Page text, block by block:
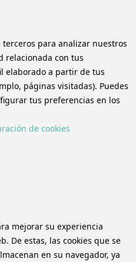
para analizar nuestros
relacionada con tus
elaborado a partir de tus
páginas visitadas). Puedes
tus preferencias en los
de cookies
mejorar su experiencia
De estas, las cookies que se
en su navegador, ya